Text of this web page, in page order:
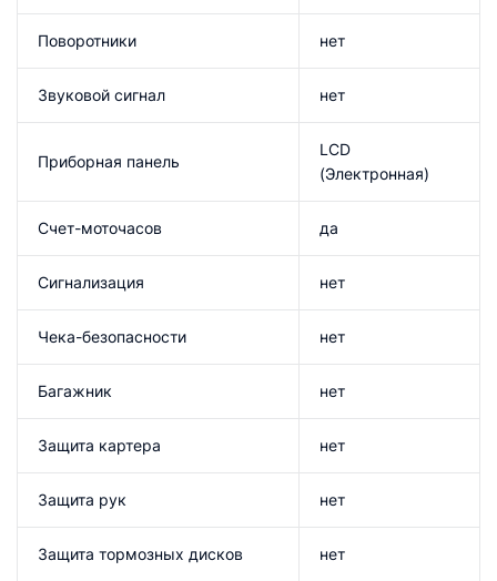
Поворотники нет
Звуковой сигнал нет
Приборная панель
LCD
(Электронная)
Счет-моточасов да
Сигнализация нет
Чека-безопасности нет
Багажник нет
Защита картера нет
Защита рук нет
Защита тормозных дисков нет